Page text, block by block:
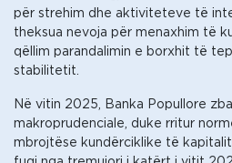
për strehim dhe aktiviteteve të
theksua nevoja për menaxhim të
qëllim parandalimin e borxhit të
stabilitetit.
Në vitin 2025, Banka Popullore
makroprudenciale, duke rritur
mbrojtëse kundërciklike të kapitalit